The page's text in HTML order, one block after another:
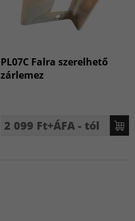
PL07C Falra szerelhető
zárlemez
2 099 Ft+ÁFA - tól